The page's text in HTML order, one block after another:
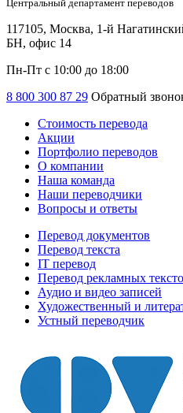
Центральный департамент переводов
117105, Москва, 1-й
БН, офис 14
Пн-Пт с 10:00 до 18:00
8 800 300 87 29 Обратный
Стоимость перевода
Акции
Портфолио переводов
О компании
Наша команда
Наши переводчики
Вопросы и ответы
Перевод документов
Перевод текста
IT перевод
Перевод рекламных
Аудио и видео записей
Художественный и
Устный переводчик